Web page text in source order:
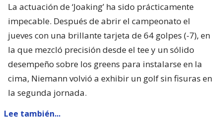
La actuación de ‘Joaking’ ha sido prácticamente
impecable. Después de abrir el campeonato el
jueves con una brillante tarjeta de 64 golpes (-7), en
la que mezcló precisión desde el tee y un sólido
desempeño sobre los greens para instalarse en la
cima, Niemann volvió a exhibir un golf sin fisuras en
la segunda jornada.
Lee también...